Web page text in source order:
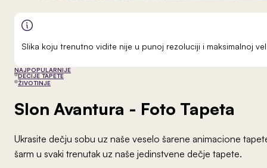
Slika koju trenutno vidite nije u punoj rezoluciji i maksimalnoj
NAJPOPULARNIJE
DEČIJE TAPETE
ŽIVOTINJE
Slon Avantura - Foto Tapeta
Ukrasite dečju sobu uz naše veselo šarene animacione
šarm u svaki trenutak uz naše jedinstvene dečje tapete.